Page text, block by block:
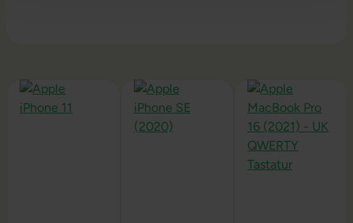
Produktgalerie überspringen